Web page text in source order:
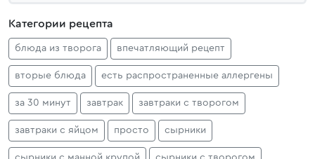
Категории рецепта
блюда из творога впечатляющий рецепт
вторые блюда есть распространенные аллергены
за 30 минут завтрак завтраки с творогом
завтраки с яйцом просто сырники